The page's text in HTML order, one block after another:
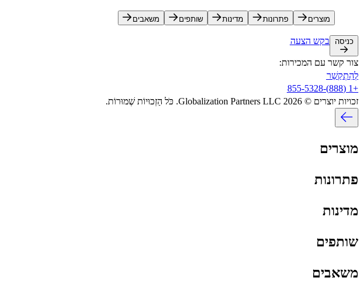
מוצרים​​ פתרונות​​ מדינות​​ שותפים​​ משאבים​​
כניסה​​ בקש הצעה​​
צור קשר עם המכירות:​​
לְהִתְקַשֵׁר​​
+1 (888)-855-5328​​
זכויות יוצרים © 2026 Globalization Partners LLC. כֹּל הַזְכוּיוֹת שְׁמוּרוֹת.​​
מוצרים​​
פתרונות​​
מדינות​​
שותפים​​
משאבים​​